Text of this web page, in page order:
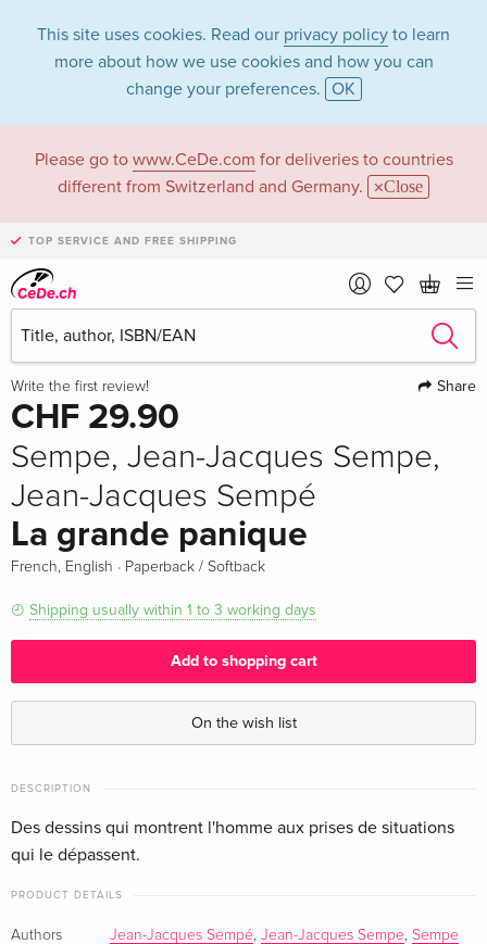
This site uses cookies. Read our privacy policy to learn
more about how we use cookies and how you can
change your preferences. OK
Please go to www.CeDe.com for deliveries to countries
different from Switzerland and Germany.
Close
TOP SERVICE AND FREE SHIPPING
Write the first review! Share
CHF 29.90
Sempe, Jean-Jacques Sempe,
Jean-Jacques Sempé
La grande panique
French, English · Paperback / Softback
Shipping usually within 1 to 3 working days
Add to shopping cart
On the wish list
DESCRIPTION
Des dessins qui montrent l'homme aux prises de situations
qui le dépassent.
PRODUCT DETAILS
Authors Jean-Jacques Sempé, Jean-Jacques Sempe, Sempe